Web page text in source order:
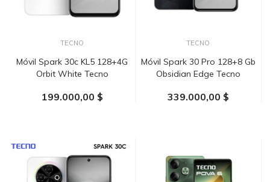
TECNO
Móvil Spark 30c KL5 128+4G
Orbit White Tecno
199.000,00 $
TECNO
Móvil Spark 30 Pro 128+8 Gb
Obsidian Edge Tecno
339.000,00 $